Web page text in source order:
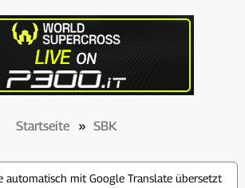
Startseite »SBK
automatisch mit Google Translate übersetzt